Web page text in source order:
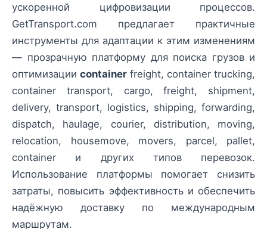
ускоренной цифровизации процессов.
GetTransport.com предлагает практичные
инструменты для адаптации к этим изменениям
— прозрачную платформу для поиска грузов и
оптимизации container freight, container trucking,
container transport, cargo, freight, shipment,
delivery, transport, logistics, shipping, forwarding,
dispatch, haulage, courier, distribution, moving,
relocation, housemove, movers, parcel, pallet,
container и других типов перевозок.
Использование платформы помогает снизить
затраты, повысить эффективность и обеспечить
надёжную доставку по международным
маршрутам.